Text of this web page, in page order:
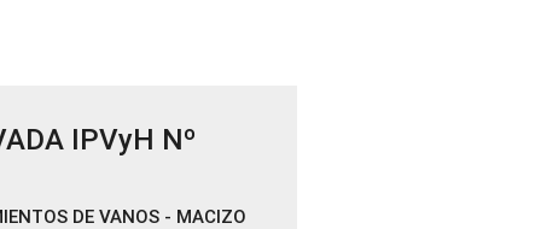
IPVyH Nº
DE VANOS - MACIZO